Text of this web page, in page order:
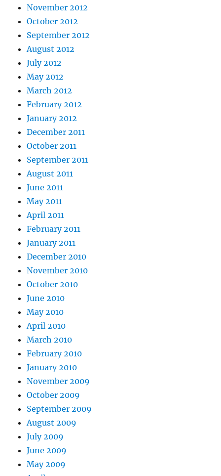
November 2012
October 2012
September 2012
August 2012
July 2012
May 2012
March 2012
February 2012
January 2012
December 2011
October 2011
September 2011
August 2011
June 2011
May 2011
April 2011
February 2011
January 2011
December 2010
November 2010
October 2010
June 2010
May 2010
April 2010
March 2010
February 2010
January 2010
November 2009
October 2009
September 2009
August 2009
July 2009
June 2009
May 2009